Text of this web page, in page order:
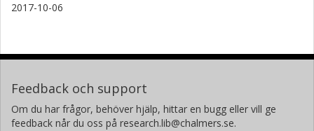
2017-10-06
Feedback och support
Om du har frågor, behöver hjälp, hittar en bugg eller vill ge
feedback når du oss på research.lib@chalmers.se.